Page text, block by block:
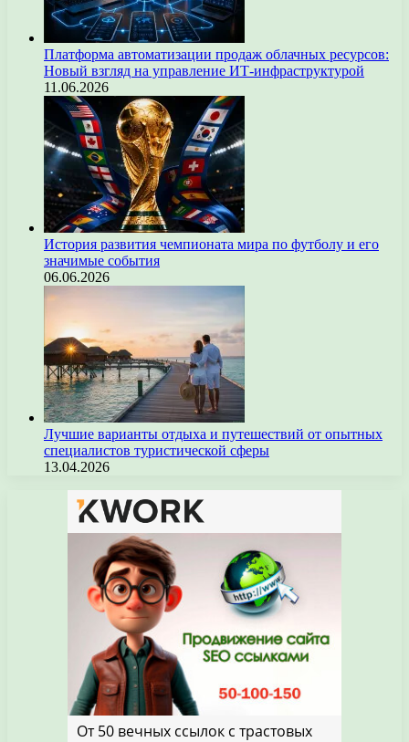
Платформа автоматизации продаж облачных ресурсов:
Новый взгляд на управление ИТ-инфраструктурой
11.06.2026
История развития чемпионата мира по футболу и его
значимые события
06.06.2026
Лучшие варианты отдыха и путешествий от опытных
специалистов туристической сферы
13.04.2026